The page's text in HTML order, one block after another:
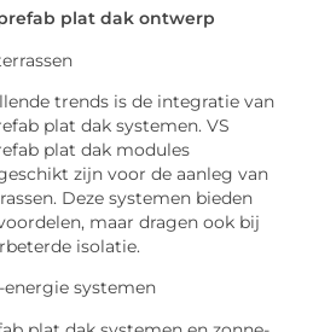
plat dak ontwerp
trends is de integratie van
plat dak systemen. VS
plat dak modules
zijn voor de aanleg van
Deze systemen bieden
maar dragen ook bij
isolatie.
energie systemen